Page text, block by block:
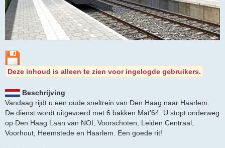
Deze inhoud is alleen te zien voor ingelogde gebruikers.
Beschrijving
Vandaag rijdt u een oude sneltrein van Den Haag naar Haarlem.
De dienst wordt uitgevoerd met 6 bakken Mat'64. U stopt onderweg
op Den Haag Laan van NOI, Voorschoten, Leiden Centraal,
Voorhout, Heemstede en Haarlem. Een goede rit!